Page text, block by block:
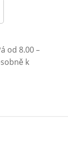
od 8.00 –
k